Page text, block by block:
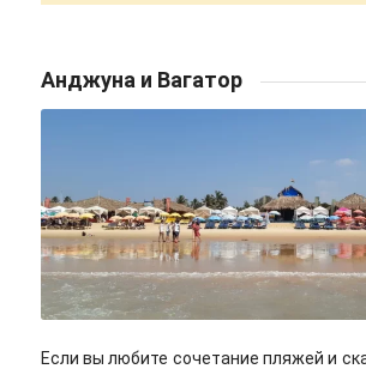
Анджуна и Вагатор
Laliteshwar
Если вы любите сочетание пляжей и